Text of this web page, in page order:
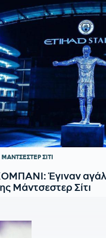
ΜΑΝΤΣΕΣΤΕΡ ΣΙΤΙ
Έγιναν
Μάντσεστερ Σίτι